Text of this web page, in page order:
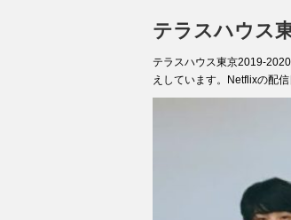
テラスハウス
テラスハウス東京2019-
えしています。Netflixの配